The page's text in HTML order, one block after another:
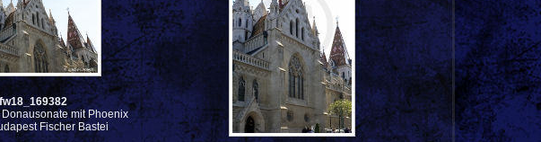
mit Phoenix
Fischer Bastei